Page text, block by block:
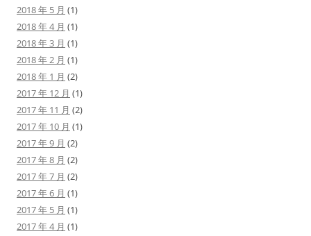
2018 年 5 月 (1)
2018 年 4 月 (1)
2018 年 3 月 (1)
2018 年 2 月 (1)
2018 年 1 月 (2)
2017 年 12 月 (1)
2017 年 11 月 (2)
2017 年 10 月 (1)
2017 年 9 月 (2)
2017 年 8 月 (2)
2017 年 7 月 (2)
2017 年 6 月 (1)
2017 年 5 月 (1)
2017 年 4 月 (1)